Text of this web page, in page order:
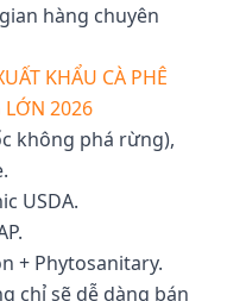
hàng chuyên
KHẨU CÀ PHÊ
LỚN 2026
không phá rừng),
USDA.
+ Phytosanitary.
chỉ sẽ dễ dàng bán